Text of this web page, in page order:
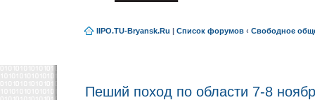
IIPO.TU-Bryansk.Ru | Список форумов ‹ Свободное
Пеший поход по области 7-8